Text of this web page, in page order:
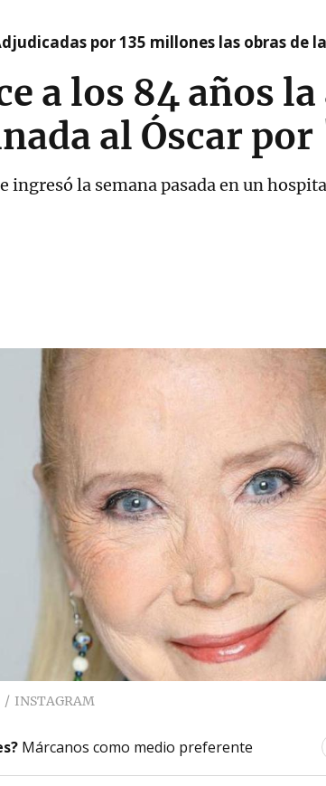
por 135 millones las obras de
a los 84 años
al Óscar
ingresó la semana pasada en un
INSTAGRAM
Márcanos como medio preferente